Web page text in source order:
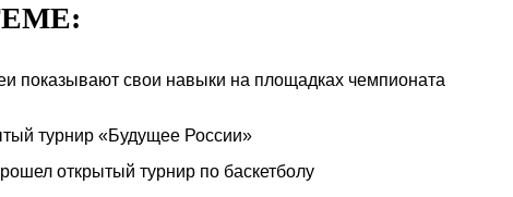
показывают свои навыки на площадках чемпионата
турнир «Будущее России»
открытый турнир по баскетболу